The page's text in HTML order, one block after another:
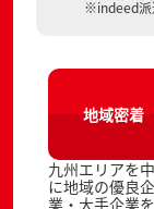
※indeed派
地域密着
九州エリアを
に地域の優良企
業・大手企業